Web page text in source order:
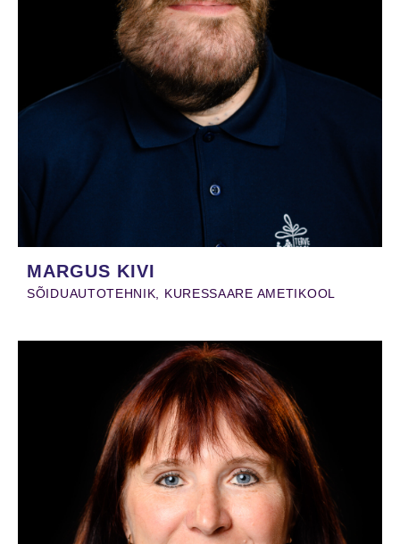
MARGUS KIVI
SÕIDUAUTOTEHNIK, KURESSAARE AMETIKOOL